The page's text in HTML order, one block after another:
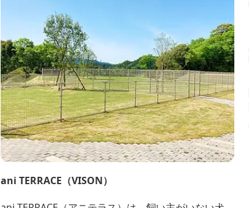
市街が一望できる。また桜の時期は、多くの人々で
にぎわう。 バーベキューの食材は持ち込みOK！あら
かじめご...
ani TERRACE（VISON）